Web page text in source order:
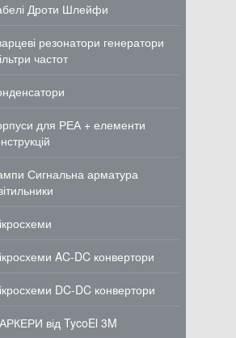
Дроти Шлейфи
резонатори генератори
частот
для РЕА + елементи
Сигнальна арматура
AC-DC конвертори
DC-DC конвертори
від TycoEl 3M